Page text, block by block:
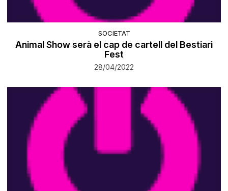
SOCIETAT
Animal Show serà el cap de cartell del Bestiari
Fest
28/04/2022